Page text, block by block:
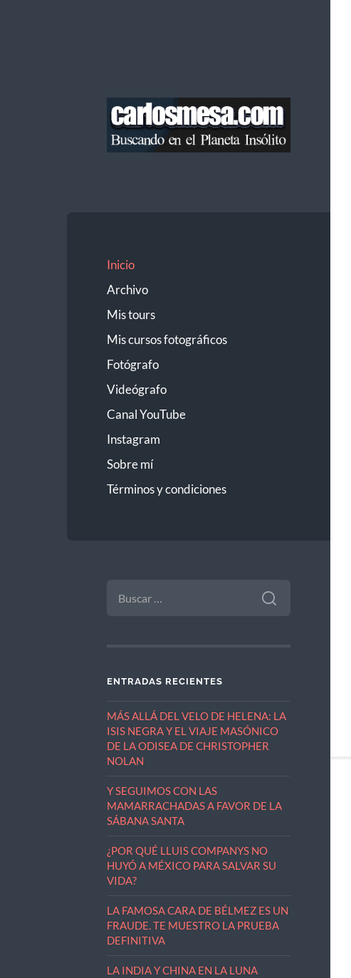
Inicio
Archivo
Mis tours
Mis cursos fotográficos
Fotógrafo
Videógrafo
Canal YouTube
Instagram
Sobre mí
Términos y condiciones
ENTRADAS RECIENTES
MÁS ALLÁ DEL VELO DE HELENA: LA
ISIS NEGRA Y EL VIAJE MASÓNICO
DE LA ODISEA DE CHRISTOPHER
NOLAN
Y SEGUIMOS CON LAS
MAMARRACHADAS A FAVOR DE LA
SÁBANA SANTA
¿POR QUÉ LLUIS COMPANYS NO
HUYÓ A MÉXICO PARA SALVAR SU
VIDA?
LA FAMOSA CARA DE BÉLMEZ ES UN
FRAUDE. TE MUESTRO LA PRUEBA
DEFINITIVA
LA INDIA Y CHINA EN LA LUNA